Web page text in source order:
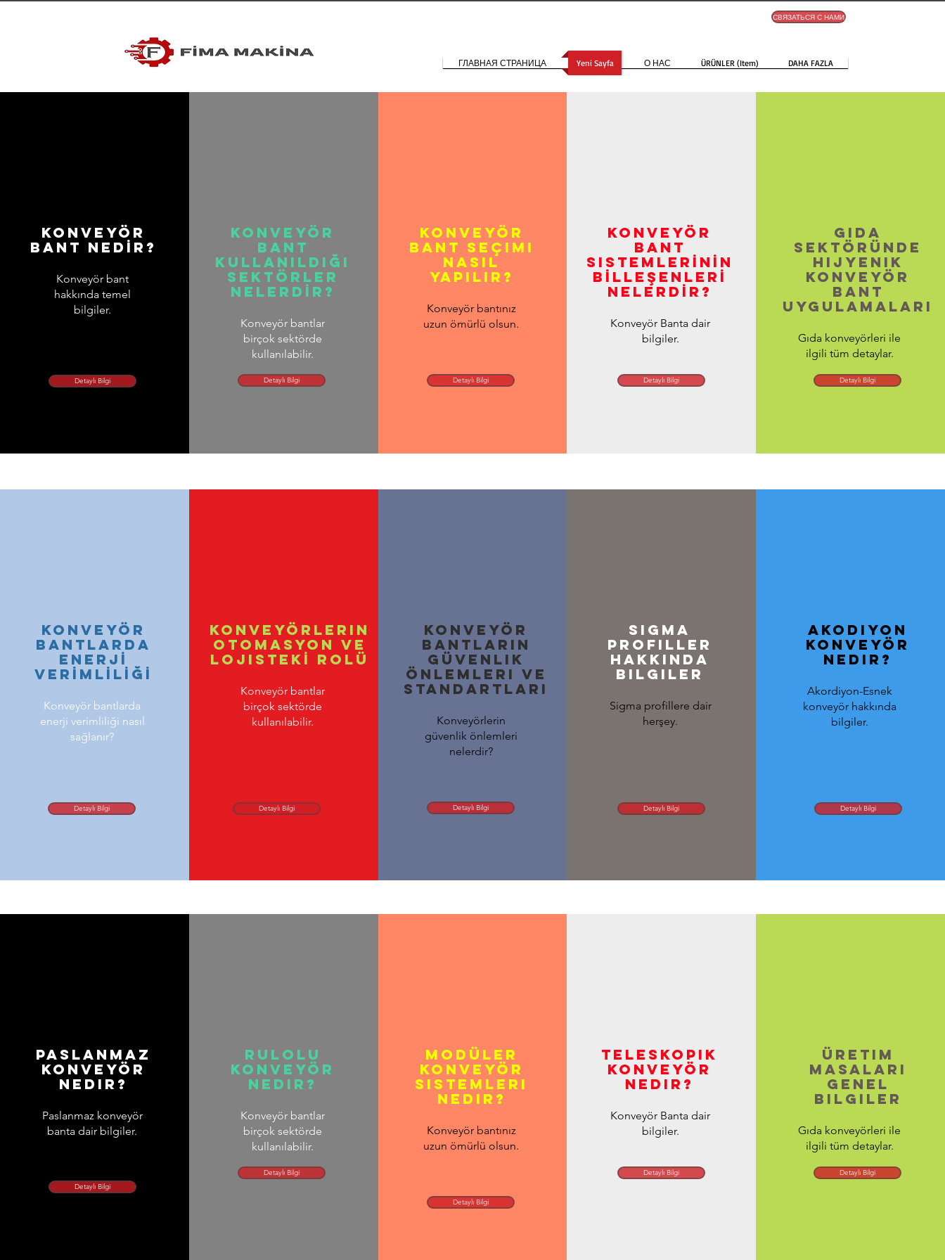
СВЯЗАТЬСЯ С НАМИ
ГЛАВНАЯ СТРАНИЦА Yeni Sayfa О НАС ÜRÜNLER (Item) DAHA FAZLA
Konveyör
BANT NeDİR?
Konveyör bant
hakkında temel
bilgiler.
Detaylı Bilgi
KONVEYÖR
BANT
KULLANILDIĞI
SEKTÖRLER
NELERDİR?
Konveyör bantlar
birçok sektörde
kullanılabilir.
Detaylı Bilgi
Konveyör
Bant seçimi
nasıl
yapılır?
Konveyör bantınız
uzun ömürlü olsun.
Detaylı Bilgi
Konveyör
Bant
SisTEMLERİNİN
BİLLEŞENLERİ
NELERDİR?
Konveyör Banta dair
bilgiler.
Detaylı Bilgi
Gıda
Sektöründe
Hijyenik
Konveyör
Bant
Uygulamaları
Gıda konveyörleri ile
ilgili tüm detaylar.
Detaylı Bilgi
KONVEYÖR
bANTLARDA
ENERJİ
VERİMLİLİĞİ
Konveyör bantlarda
enerji verimliliği nasıl
sağlanır?
Detaylı Bilgi
Konveyörlerin
Otomasyon ve
Lojistekİ Rolü
Konveyör bantlar
birçok sektörde
kullanılabilir.
Detaylı Bilgi
Konveyör
bantların
güvenlik
önlemleri ve
standartları
Konveyörlerin
güvenlik önlemleri
nelerdir?
Detaylı Bilgi
Sigma
Profiller
hakkında
bilgiler
Sigma profillere dair
herşey.
Detaylı Bilgi
Akodiyon
konveyör
nedir?
Akordiyon-Esnek
konveyör hakkında
bilgiler.
Detaylı Bilgi
Paslanmaz
konveyör
nedir?
Paslanmaz konveyör
banta dair bilgiler.
Detaylı Bilgi
Rulolu
konveyör
nedir?
Konveyör bantlar
birçok sektörde
kullanılabilir.
Detaylı Bilgi
modüler
konveyör
sistemleri
nedir?
Konveyör bantınız
uzun ömürlü olsun.
Detaylı Bilgi
teleskopik
konveyör
nedir?
Konveyör Banta dair
bilgiler.
Detaylı Bilgi
üretim
masaları
genel
bilgiler
Gıda konveyörleri ile
ilgili tüm detaylar.
Detaylı Bilgi